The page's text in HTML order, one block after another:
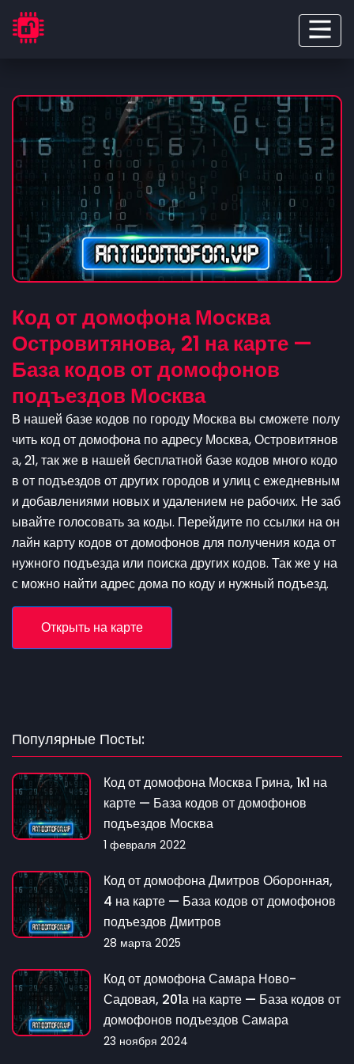
Код от домофона Москва
Островитянова, 21 на карте —
База кодов от домофонов
подъездов Москва
В нашей базе кодов по городу Москва вы сможете полу
чить код от домофона по адресу Москва, Островитянов
а, 21, так же в нашей бесплатной базе кодов много кодо
в от подъездов от других городов и улиц с ежедневным
и добавлениями новых и удалением не рабочих. Не заб
ывайте голосовать за коды. Перейдите по ссылки на он
лайн карту кодов от домофонов для получения кода от
нужного подъезда или поиска других кодов. Так же у на
с можно найти адрес дома по коду и нужный подъезд.
Открыть на карте
Популярные Посты:
Код от домофона Москва Грина, 1к1 на
карте — База кодов от домофонов
подъездов Москва
1 февраля 2022
Код от домофона Дмитров Оборонная,
4 на карте — База кодов от домофонов
подъездов Дмитров
28 марта 2025
Код от домофона Самара Ново-
Садовая, 201а на карте — База кодов от
домофонов подъездов Самара
23 ноября 2024